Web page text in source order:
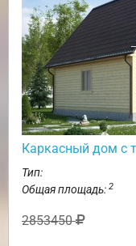
Каркасный дом с
Тип:
Общая площадь: 2
2853450